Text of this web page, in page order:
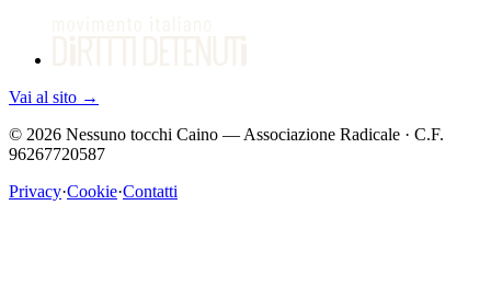
Vai al sito →
© 2026 Nessuno tocchi Caino — Associazione Radicale · C.F.
96267720587
Privacy·Cookie·Contatti